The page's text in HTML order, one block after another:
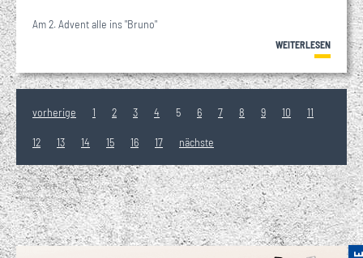
Am 2. Advent alle ins "Bruno"
WEITERLESEN
vorherige 1 2 3 4 5 6 7 8 9 10 11
12 13 14 15 16 17 nächste